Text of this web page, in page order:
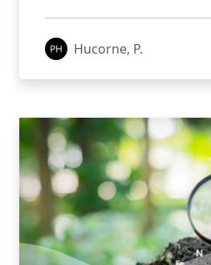
Hucorne, P.